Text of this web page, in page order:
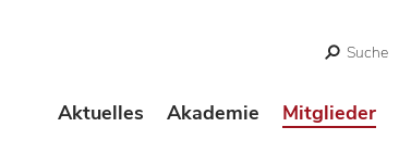
Suche
Aktuelles Akademie Mitglieder